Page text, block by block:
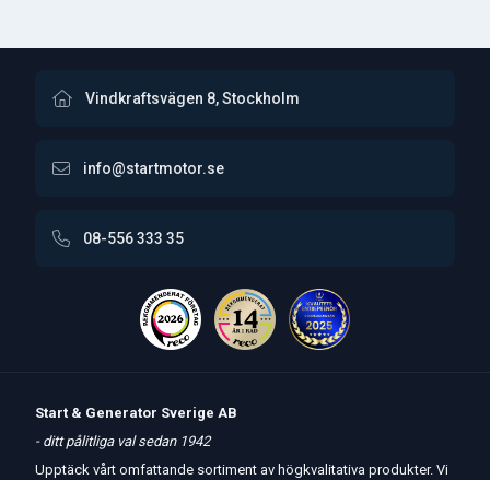
Vindkraftsvägen 8, Stockholm
info@startmotor.se
08-556 333 35
Start & Generator Sverige AB
- ditt pålitliga val sedan 1942
Upptäck vårt omfattande sortiment av högkvalitativa produkter. Vi